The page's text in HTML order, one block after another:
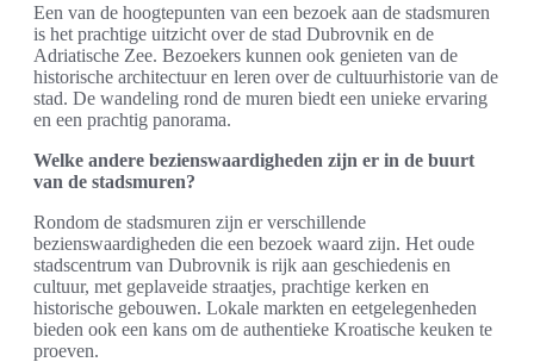
Een van de hoogtepunten van een bezoek aan de stadsmuren
is het prachtige uitzicht over de stad Dubrovnik en de
Adriatische Zee. Bezoekers kunnen ook genieten van de
historische architectuur en leren over de cultuurhistorie van de
stad. De wandeling rond de muren biedt een unieke ervaring
en een prachtig panorama.
Welke andere bezienswaardigheden zijn er in de buurt
van de stadsmuren?
Rondom de stadsmuren zijn er verschillende
bezienswaardigheden die een bezoek waard zijn. Het oude
stadscentrum van Dubrovnik is rijk aan geschiedenis en
cultuur, met geplaveide straatjes, prachtige kerken en
historische gebouwen. Lokale markten en eetgelegenheden
bieden ook een kans om de authentieke Kroatische keuken te
proeven.